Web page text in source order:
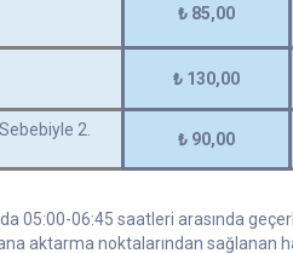
₺ 85,00
₺ 130,00
2.
₺ 90,00
05:00-06:45 saatleri arasında
aktarma noktalarından sağlanan